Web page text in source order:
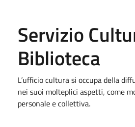
Servizio
Biblioteca
L’ufficio cultura si occupa della
nei suoi molteplici aspetti, come
personale e collettiva.